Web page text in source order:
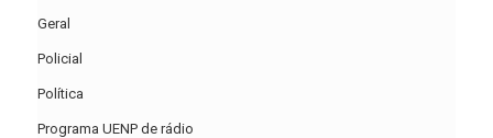
Geral
Policial
Política
Programa UENP de rádio